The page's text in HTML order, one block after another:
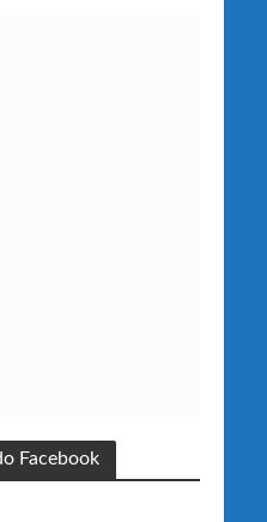
Facebook